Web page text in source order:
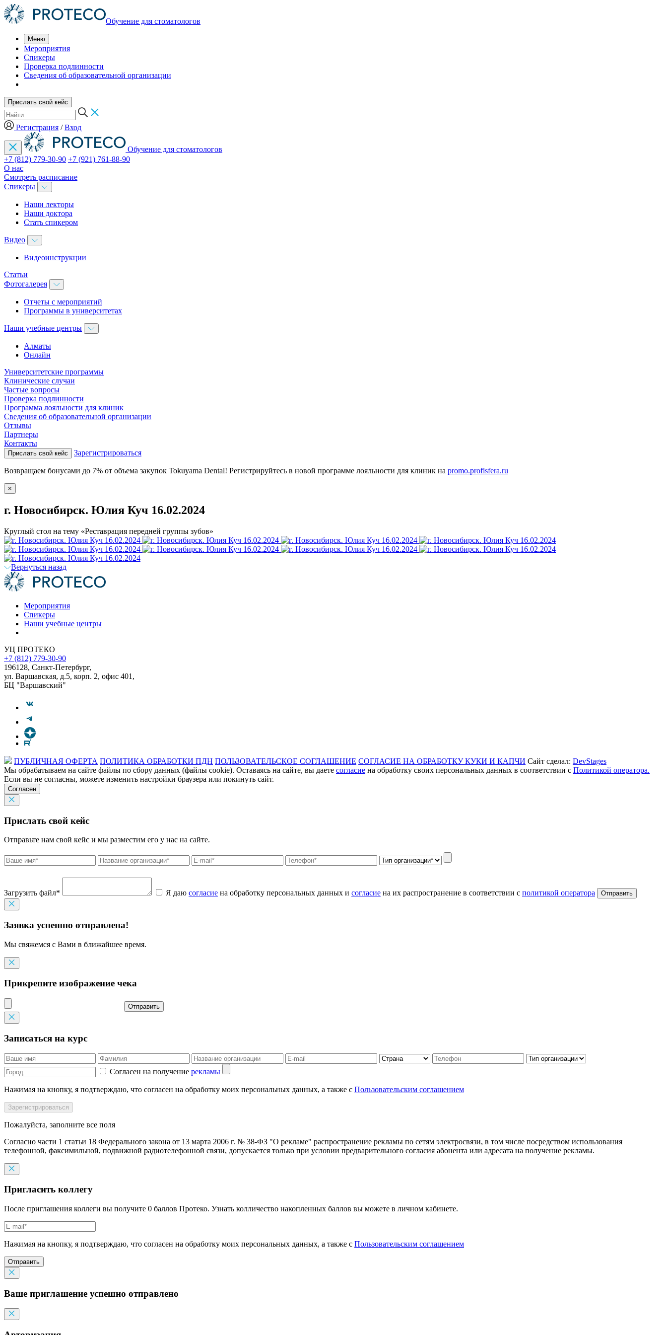
Обучение для стоматологов
Меню
Мероприятия
Спикеры
Проверка подлинности
Сведения об образовательной организации
Прислать свой кейс
Регистрация /Вход
Обучение для стоматологов
+7 (812) 779-30-90 +7 (921) 761-88-90
О нас
Смотреть расписание
Спикеры
Наши лекторы
Наши доктора
Стать спикером
Видео
Видеоинструкции
Статьи
Фотогалерея
Отчеты с мероприятий
Программы в университетах
Наши учебные центры
Алматы
Онлайн
Университетские программы
Клинические случаи
Частые вопросы
Проверка подлинности
Программа лояльности для клиник
Сведения об образовательной организации
Отзывы
Партнеры
Контакты
Прислать свой кейс Зарегистрироваться
Возвращаем бонусами до 7% от объема закупок Tokuyama Dental! Регистрируйтесь в новой программе лояльности для клиник на promo.profisfera.ru
×
г. Новосибирск. Юлия Куч 16.02.2024
Круглый стол на тему «Реставрация передней группы зубов»
Вернуться назад
Мероприятия
Спикеры
Наши учебные центры
УЦ ПРОТЕКО
+7 (812) 779-30-90
196128, Санкт-Петербург,
ул. Варшавская, д.5, корп. 2, офис 401,
БЦ "Варшавский"
ПУБЛИЧНАЯ ОФЕРТА ПОЛИТИКА ОБРАБОТКИ ПДН ПОЛЬЗОВАТЕЛЬСКОЕ СОГЛАШЕНИЕ СОГЛАСИЕ НА ОБРАБОТКУ КУКИ И КАПЧИ Сайт сделал: DevStages
Мы обрабатываем на сайте файлы по сбору данных (файлы cookie). Оставаясь на сайте, вы даете согласие на обработку своих персональных данных в соответствии с Политикой оператора.
Если вы не согласны, можете изменить настройки браузера или покинуть сайт.
Согласен
Прислать свой кейс
Отправьте нам свой кейс и мы разместим его у нас на сайте.
Загрузить файл* Я даю согласие на обработку персональных данных и согласие на их распространение в соответствии с политикой оператора Отправить
Заявка успешно отправлена!
Мы свяжемся с Вами в ближайшее время.
Прикрепите изображение чека
Отправить
Записаться на курс
Согласен на получение рекламы
Нажимая на кнопку, я подтверждаю, что согласен на обработку моих персональных данных, а также с Пользовательским соглашением
Пожалуйста, заполните все поля
Согласно части 1 статьи 18 Федерального закона от 13 марта 2006 г. № 38-ФЗ "О рекламе" распространение рекламы по сетям электросвязи, в том числе посредством использования
телефонной, факсимильной, подвижной радиотелефонной связи, допускается только при условии предварительного согласия абонента или адресата на получение рекламы.
Пригласить коллегу
После приглашения коллеги вы получите 0 баллов Протеко. Узнать колличество накопленных баллов вы можете в личном кабинете.
Нажимая на кнопку, я подтверждаю, что согласен на обработку моих персональных данных, а также с Пользовательским соглашением
Отправить
Ваше приглашение успешно отправлено